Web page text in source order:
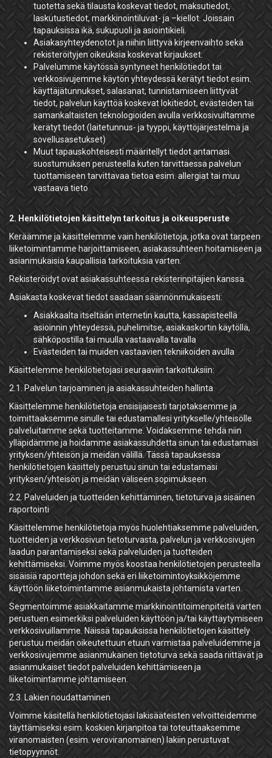
tuotetta sekä tilausta koskevat tiedot, maksutiedot,
laskutustiedot, markkinointiluvat- ja –kiellot. Joissain
tapauksissa ikä, sukupuoli ja asiointikieli.
Asiakasyhteydenotot ja niihin liittyvä kirjeenvaihto sekä
rekisteröityjen oikeuksia koskevat kirjaukset.
Palvelumme käytössä syntyneet henkilötiedot tai
verkkosivujemme käytön yhteydessä kerätyt tiedot esim.
käyttäjätunnukset, salasanat, tunnistamiseen liittyvät
tiedot, palvelun käyttöä koskevat lokitiedot, evästeiden tai
samankaltaisten teknologioiden avulla verkkosivuiltamme
kerätyt tiedot (laitetunnus- ja tyyppi, käyttöjärjestelmä ja
sovellusasetukset)
Muut tapauskohteisesti määritellyt tiedot antamasi
suostumuksen perusteella kuten tarvittaessa palvelun
tuottamiseen tarvittavaa tietoa esim. allergiat tai muu
vastaava tieto
2. Henkilötietojen käsittelyn tarkoitus ja oikeusperuste
Keräämme ja käsittelemme vain henkilötietoja, jotka ovat tarpeen
liiketoimintamme harjoittamiseen, asiakassuhteen hoitamiseen ja
asianmukaisia kaupallisia tarkoituksia varten.
Rekisteröidyt ovat asiakassuhteessa rekisterinpitäjien kanssa.
Asiakasta koskevat tiedot saadaan säännönmukaisesti:
Asiakkaalta itseltään internetin kautta, kassapisteellä
asioinnin yhteydessä, puhelimitse, asiakaskortin käytöllä,
sähköpostilla tai muulla vastaavalla tavalla
Evästeiden tai muiden vastaavien tekniikoiden avulla
Käsittelemme henkilötietojasi seuraaviin tarkoituksiin:
2.1. Palvelun tarjoaminen ja asiakassuhteiden hallinta
Käsittelemme henkilötietoja ensisijaisesti tarjotaksemme ja
toimittaaksemme sinulle tai edustamallesi yritykselle/yhteisölle
palveluitamme sekä tuotteitamme. Voidaksemme tehdä niin
ylläpidämme ja hoidamme asiakassuhdetta sinun tai edustamasi
yrityksen/yhteisön ja meidän välillä. Tässä tapauksessa
henkilötietojen käsittely perustuu sinun tai edustamasi
yrityksen/yhteisön ja meidän väliseen sopimukseen.
2.2. Palveluiden ja tuotteiden kehittäminen, tietoturva ja sisäinen
raportointi
Käsittelemme henkilötietoja myös huolehtiaksemme palveluiden,
tuotteiden ja verkkosivun tietoturvasta, palvelun ja verkkosivujen
laadun parantamiseksi sekä palveluiden ja tuotteiden
kehittämiseksi. Voimme myös koostaa henkilötietojen perusteella
sisäisiä raportteja johdon sekä eri liiketoimintoyksikköjemme
käyttöön liiketoimintamme asianmukaista johtamista varten.
Segmentoimme asiakkaitamme markkinointitoimenpiteitä varten
perustuen esimerkiksi palveluiden käyttöön ja/tai käyttäytymiseen
verkkosivuillamme. Näissä tapauksissa henkilötietojen käsittely
perustuu meidän oikeutettuun etuun varmistaa palveluidemme ja
verkkosivujemme asianmukainen tietoturva sekä saada riittävät ja
asianmukaiset tiedot palveluiden kehittämiseen ja
liiketoimintamme johtamiseen.
2.3. Lakien noudattaminen
Voimme käsitellä henkilötietojasi lakisääteisten velvoitteidemme
täyttämiseksi esim. koskien kirjanpitoa tai toteuttaaksemme
viranomaisten (esim. veroviranomainen) lakiin perustuvat
tietopyynnöt.